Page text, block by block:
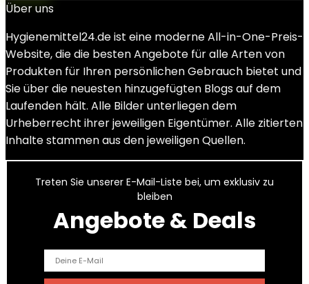
Über uns
Hygienemittel24.de ist eine moderne All-in-One-Preis-
Website, die die besten Angebote für alle Arten von
Produkten für Ihren persönlichen Gebrauch bietet und
Sie über die neuesten hinzugefügten Blogs auf dem
Laufenden hält. Alle Bilder unterliegen dem
Urheberrecht ihrer jeweiligen Eigentümer. Alle zitierten
Inhalte stammen aus den jeweiligen Quellen.
Treten Sie unserer E-Mail-Liste bei, um exklusiv zu
bleiben
Angebote & Deals